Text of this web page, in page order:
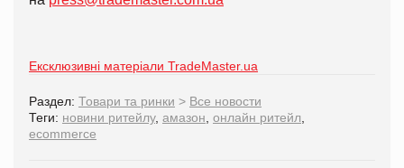
Ексклюзивні матеріали TradeMaster.ua
Раздел: Товари та ринки > Все новости
Теги: новини ритейлу, амазон онлайн ритейл
ecommerce